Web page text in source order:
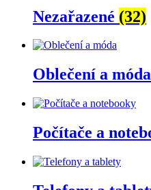
Nezařazené (32)
Oblečení a móda
Počítače a